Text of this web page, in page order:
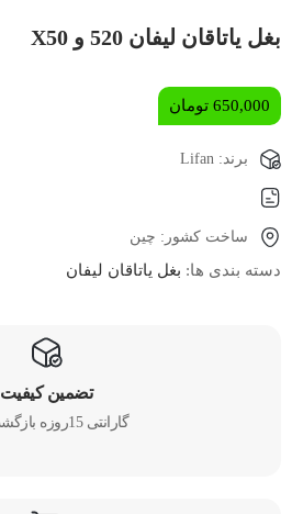
بغل یاتاقان لیفان 520 و X50
650,000 تومان
برند: Lifan
ساخت کشور: چین
دسته بندی ها: بغل یاتاقان لیفان
تضمین کیفیت
گارانتی 15روزه بازگشت کالا